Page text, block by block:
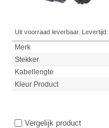
Uit voorraad leverbaar. Levertijd:
Merk
Stekker
Kabellengte
Kleur Product
Vergelijk product